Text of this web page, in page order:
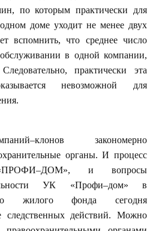
по которым практически для
доме уходит не менее двух
вспомнить, что среднее число
в одной компании,
практически эта
невозможной для
закономерно
органы. И процесс
и вопросы
УК «Профи–дом» в
жилого фонда сегодня
следственных действий. Можно